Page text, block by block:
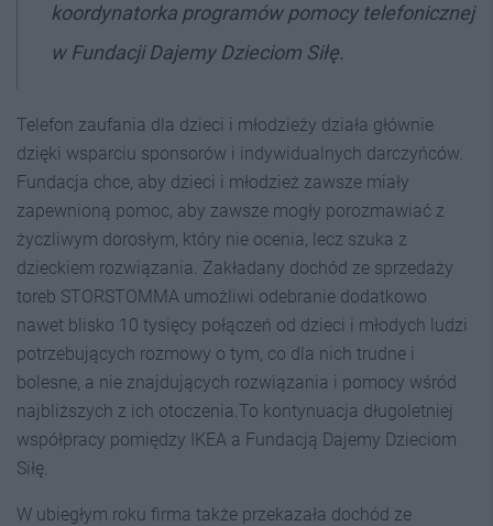
koordynatorka programów pomocy telefonicznej
w Fundacji Dajemy Dzieciom Siłę.
Telefon zaufania dla dzieci i młodzieży działa głównie
dzięki wsparciu sponsorów i indywidualnych darczyńców.
Fundacja chce, aby dzieci i młodzież zawsze miały
zapewnioną pomoc, aby zawsze mogły porozmawiać z
życzliwym dorosłym, który nie ocenia, lecz szuka z
dzieckiem rozwiązania. Zakładany dochód ze sprzedaży
toreb STORSTOMMA umożliwi odebranie dodatkowo
nawet blisko 10 tysięcy połączeń od dzieci i młodych ludzi
potrzebujących rozmowy o tym, co dla nich trudne i
bolesne, a nie znajdujących rozwiązania i pomocy wśród
najbliższych z ich otoczenia.To kontynuacja długoletniej
współpracy pomiędzy IKEA a Fundacją Dajemy Dzieciom
Siłę.
W ubiegłym roku firma także przekazała dochód ze